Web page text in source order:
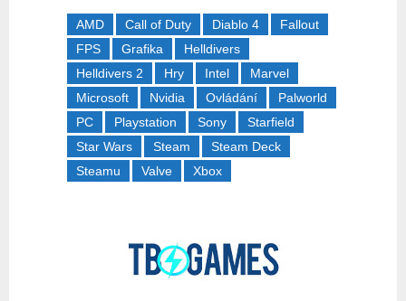
AMD Call of Duty Diablo 4
Fallout
FPS
Grafika
Helldivers
Helldivers 2
Hry Intel
Marvel
Microsoft
Nvidia Ovládání
Palworld
PC
Playstation Sony
Starfield
Star Wars
Steam
Steam Deck
Steamu
Valve Xbox